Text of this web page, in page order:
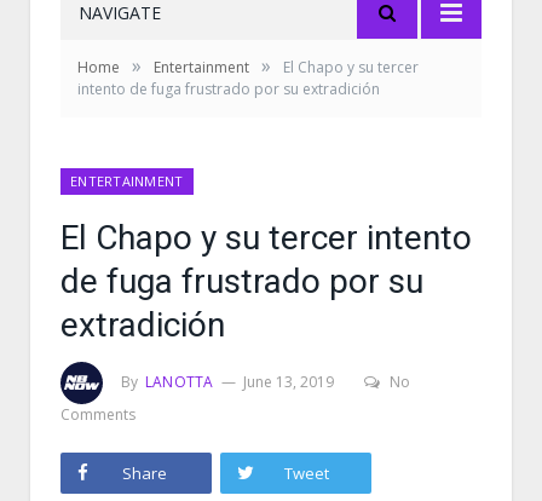
NAVIGATE
Home » Entertainment »
El Chapo y su tercer
intento de fuga frustrado por su extradición
ENTERTAINMENT
El Chapo y su tercer intento
de fuga frustrado por su
extradición
By LANOTTA June 13, 2019
No
Comments
Share Tweet